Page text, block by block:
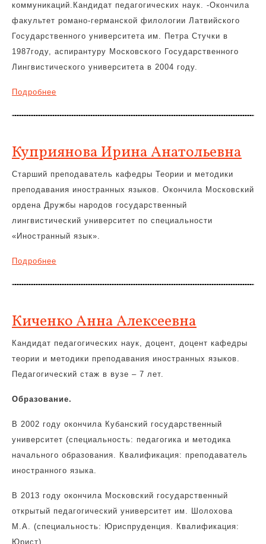
коммуникаций.Кандидат педагогических наук. -Окончила
факультет романо-германской филологии Латвийского
Государственного университета им. Петра Стучки в
1987году, аспирантуру Московского Государственного
Лингвистического университета в 2004 году.
Подробнее
Куприянова Ирина Анатольевна
Старший преподаватель кафедры Теории и методики
преподавания иностранных языков. Окончила Московский
ордена Дружбы народов государственный
лингвистический университет по специальности
«Иностранный язык».
Подробнее
Киченко Анна Алексеевна
Кандидат педагогических наук, доцент, доцент кафедры
теории и методики преподавания иностранных языков.
Педагогический стаж в вузе – 7 лет.
Образование.
В 2002 году окончила Кубанский государственный
университет (специальность: педагогика и методика
начального образования. Квалификация: преподаватель
иностранного языка.
В 2013 году окончила Московский государственный
открытый педагогический университет им. Шолохова
М.А. (специальность: Юриспруденция. Квалификация:
Юрист).